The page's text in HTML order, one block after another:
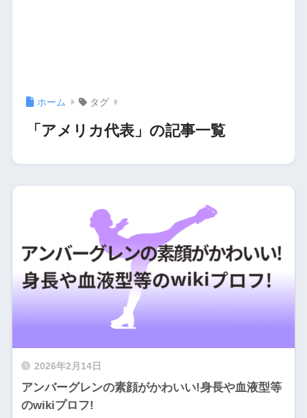
ホーム タグ
「アメリカ代表」の記事一覧
2026年2月14日
アンバーグレンの素顔がかわいい!身長や血液型等
のwikiプロフ!